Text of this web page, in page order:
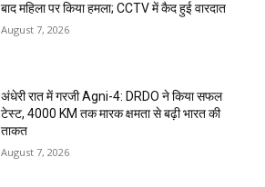
बाद महिला पर किया हमला; CCTV में कैद हुई वारदात
August 7, 2026
अंधेरी रात में गरजी Agni-4: DRDO ने किया सफल
टेस्ट, 4000 KM तक मारक क्षमता से बढ़ी भारत की
ताकत
August 7, 2026